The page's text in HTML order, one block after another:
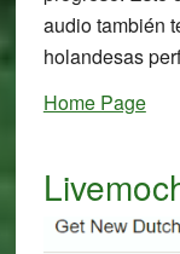
audio también
holandesas
Home Page